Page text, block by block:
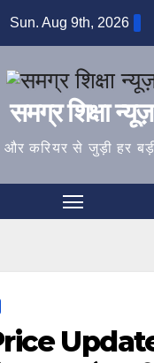
Sun. Aug 9th, 2026
समग्र शिक्षा न्यूज़
और करियर से जुड़ी हर